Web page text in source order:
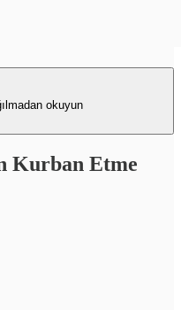
okuyun
Kurban Etme